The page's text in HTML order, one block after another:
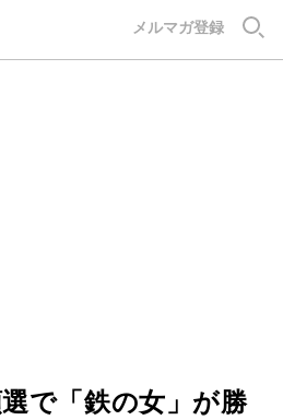
メルマガ登録
で「鉄の女」が勝